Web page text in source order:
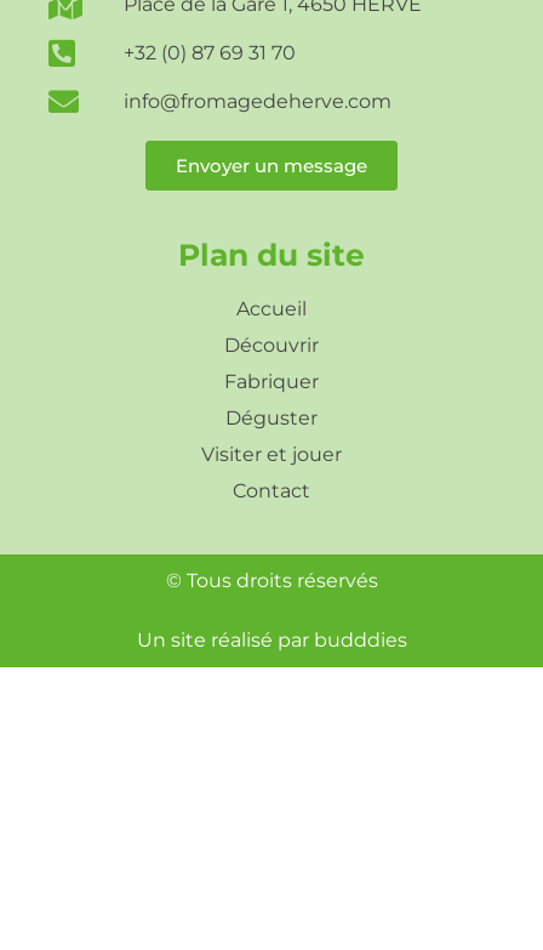
+32 (0) 87 69 31 70
info@fromagedeherve.com
Envoyer un message
Plan du site
Accueil
Découvrir
Fabriquer
Déguster
Visiter et jouer
Contact
© Tous droits réservés
Un site réalisé par budddies